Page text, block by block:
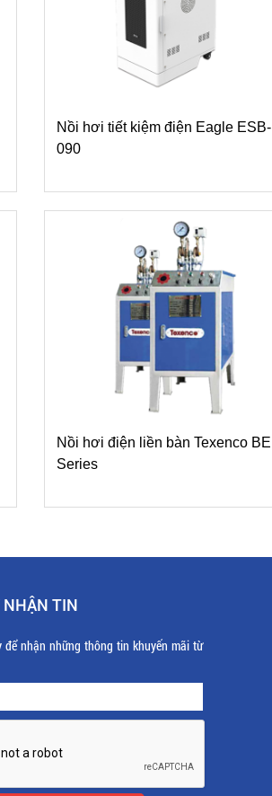
Nồi hơi tiết kiệm điện Eagle ESB-
090
Nồi hơi điện liền bàn Texenco BE
Series
TIN
để nhận những thông tin khuyến mãi từ